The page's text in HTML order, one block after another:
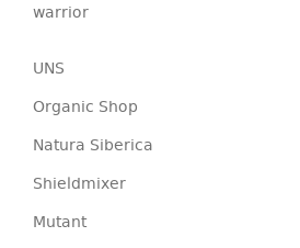
warrior
UNS
Organic Shop
Natura Siberica
Shieldmixer
Mutant